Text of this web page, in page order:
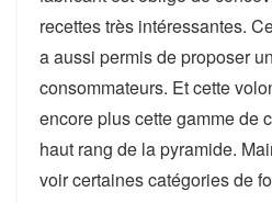
recettes très intéressantes.
a aussi permis de proposer
consommateurs. Et cette
encore plus cette gamme de
haut rang de la pyramide.
voir certaines catégories de